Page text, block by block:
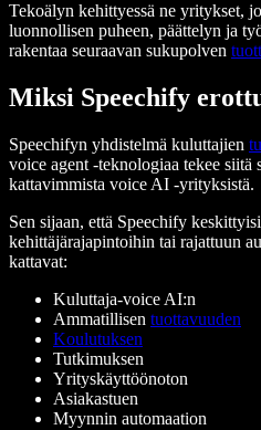
Tekoälyn kehittyessä ne yritykset,
luonnollisen puheen, päättelyn ja
rakentaa seuraavan sukupolven
Miksi Speechify
Speechifyn yhdistelmä kuluttajien
voice agent -teknologiaa tekee siitä
kattavimmista voice AI -yrityksistä.
Sen sijaan, että Speechify
kehittäjärajapintoihin tai rajattuun
kattavat:
Kuluttaja-voice AI:n
Ammatillisen tuottavuuden
Koulutuksen
Tutkimuksen
Yrityskäyttöönoton
Asiakastuen
Myynnin automaation